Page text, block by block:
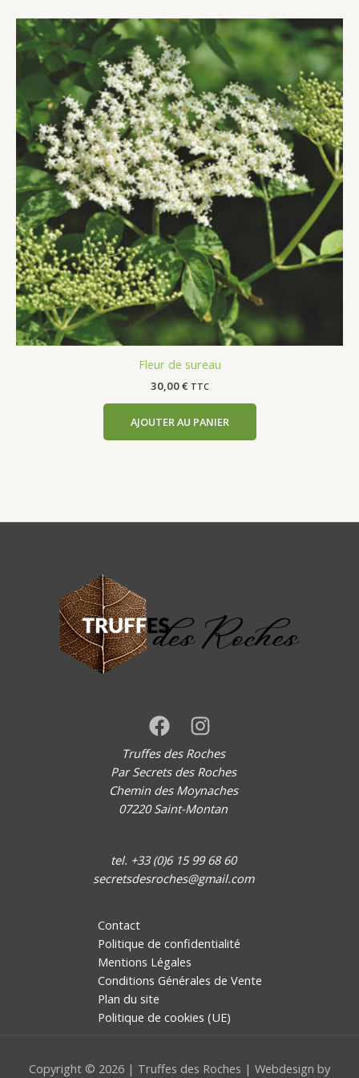
Fleur de sureau
30,00€ TTC
AJOUTER AU PANIER
Truffes des Roches
Par Secrets des Roches
Chemin des Moynaches
07220 Saint-Montan
tel. +33 (0)6 15 99 68 60
secretsdesroches@gmail.com
Contact
Politique de confidentialité
Mentions Légales
Conditions Générales de Vente
Plan du site
Politique de cookies (UE)
Copyright © 2026 | Truffes des Roches | Webdesign by